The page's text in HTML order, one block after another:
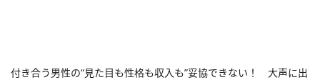
付き合う男性の“見た目も性格も収入も”妥協できない！ 大声に出